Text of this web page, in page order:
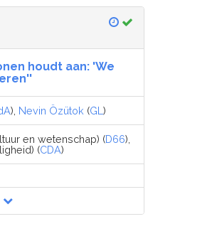
houdt aan: 'We
), Nevin Özütok (GL )
en wetenschap) (D66),
(CDA)